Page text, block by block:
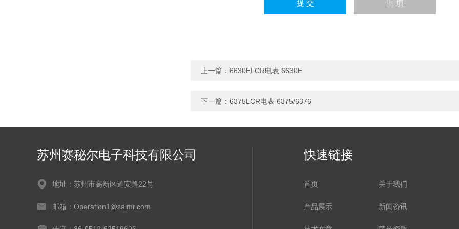
上一篇： 6630ELCR电表 6630E
下一篇： 6375LCR电表 6375/6376
苏州赛秘尔电子科技有限公司
地址：苏州市高新区道安路22号
邮箱：Operation1@saimr.com
快速链接
首页 关于我们
产品展示 新闻资讯